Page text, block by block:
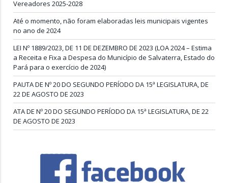
Vereadores 2025-2028
Até o momento, não foram elaboradas leis municipais vigentes
no ano de 2024
LEI Nº 1889/2023, DE 11 DE DEZEMBRO DE 2023 (LOA 2024 – Estima
a Receita e Fixa a Despesa do Município de Salvaterra, Estado do
Pará para o exercício de 2024)
PAUTA DE Nº 20 DO SEGUNDO PERÍODO DA 15ª LEGISLATURA, DE
22 DE AGOSTO DE 2023
ATA DE Nº 20 DO SEGUNDO PERÍODO DA 15ª LEGISLATURA, DE 22
DE AGOSTO DE 2023